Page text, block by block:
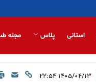
استانی پلاس مجله
۱۴۰۵/۰۴/۱۳ ۲۲:۵۴